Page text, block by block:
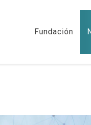
Fundación